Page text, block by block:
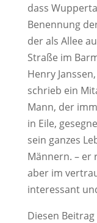
dass
Benennung
der als Allee
Straße im
Henry
schrieb ein
Mann, der
in Eile,
sein ganzes
Männern. – er
aber im
interessant
Diesen